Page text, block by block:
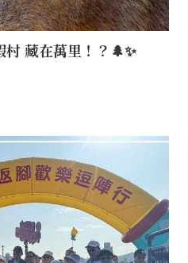
藏在萬里！？🌲✨